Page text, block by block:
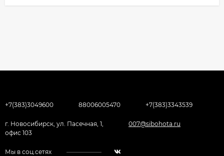
+7(383)3049600 88006005470 +7(383)3343539
г. Новосибирск, ул. Пасечная, 1,
офис 103
007@sibohota.ru
Мы в соц.сетях